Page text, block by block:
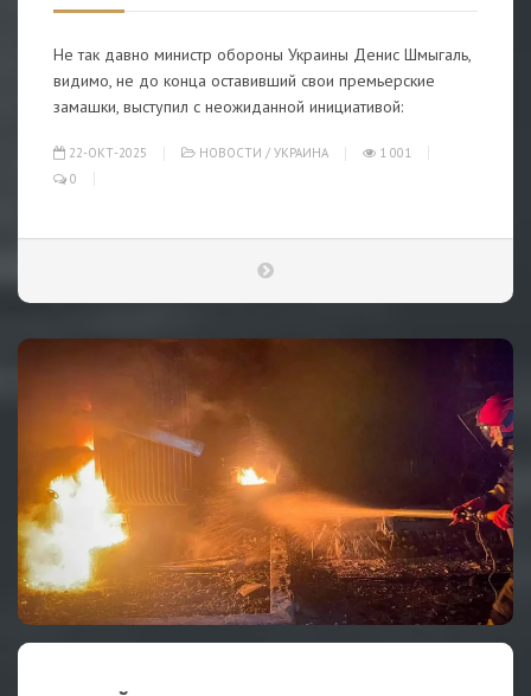
Не так давно министр обороны Украины Денис Шмыгаль,
видимо, не до конца оставивший свои премьерские
замашки, выступил с неожиданной инициативой:
22-ОКТ-2025 НОВОСТИ / УКРАИНА
1 001
0